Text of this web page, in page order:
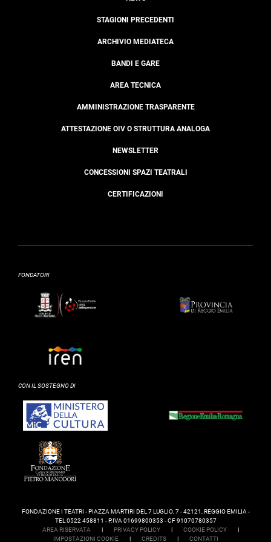
STAGIONI PRECEDENTI
ARCHIVIO MEDIATECA
BANDI E GARE
AREA TECNICA
AMMINISTRAZIONE TRASPARENTE
ATTESTAZIONE OIV O STRUTTURA ANALOGA
NEWSLETTER
CONCESSIONI SPAZI TEATRALI
CERTIFICAZIONI
FONDATORI
CON IL SOSTEGNO DI
FONDAZIONE I TEATRI - PIAZZA MARTIRI DEL 7 LUGLIO, 7 - 42121, REGGIO EMILIA -
TEL 0522 458811 - P.IVA 01699800353 - CF 91070780357
AREA RISERVATA
| PRIVACY POLICY | COOKIE POLICY
|
IMPOSTAZIONI COOKIE
| CREDITS | CONTATTI